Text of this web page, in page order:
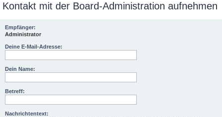
c
Kontakt mit der Board-Administration aufnehmen
Empfänger:
Administrator
Deine E-Mail-Adresse:
Dein Name:
Betreff:
Nachrichtentext: